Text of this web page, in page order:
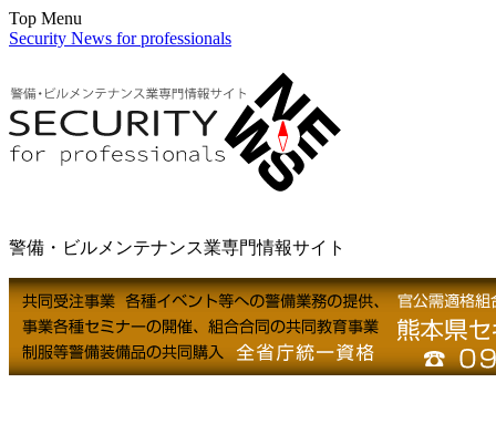
Top Menu
Security News for professionals
警備・ビルメンテナンス業専門情報サイト